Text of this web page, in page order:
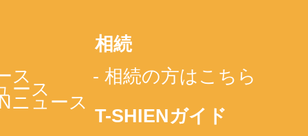
ス
ース
ニュース
相続
- 相続の方はこちら
T-SHIENガイド